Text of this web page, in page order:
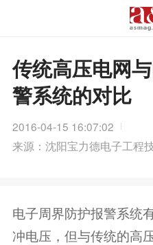
传统高压电网
警系统的对比
2016-04-15 16:07:02
来源：沈阳宝力德电子工程
电子周界防护报警系统
冲电压，但与传统的高